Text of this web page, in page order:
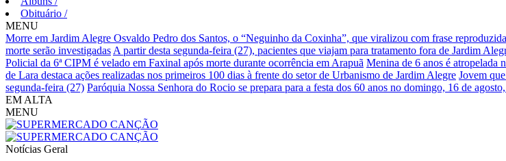
Obituário /
MENU
Morre em Jardim Alegre Osvaldo Pedro dos Santos, o “Neguinho da Coxinha”, que viralizou com frase
morte serão investigadas A partir desta segunda-feira (27), pacientes que viajam para tratamento fora de Jardim
Policial da 6ª CIPM é velado em Faxinal após morte durante ocorrência em Arapuã Menina de 6 anos é atropelada
de Lara destaca ações realizadas nos primeiros 100 dias à frente do setor de Urbanismo de Jardim Alegre Jovem
segunda-feira (27) Paróquia Nossa Senhora do Rocio se prepara para a festa dos 60 anos no domingo, 16 de
EM ALTA
MENU
Notícias Geral